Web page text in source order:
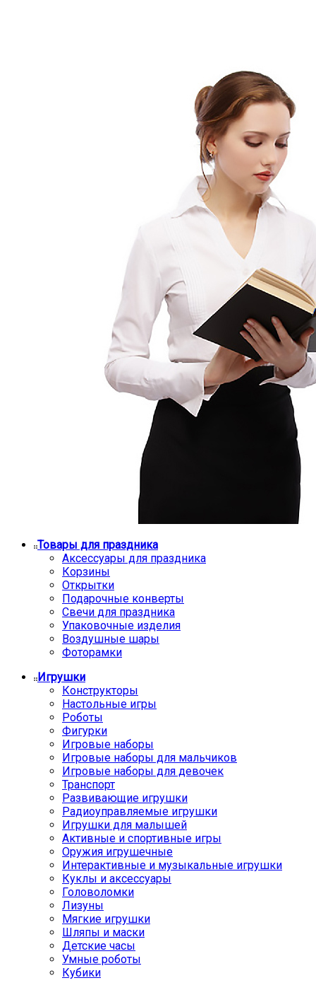
Товары для праздника
Аксессуары для праздника
Корзины
Открытки
Подарочные конверты
Свечи для праздника
Упаковочные изделия
Воздушные шары
Фоторамки
Игрушки
Конструкторы
Настольные игры
Роботы
Фигурки
Игровые наборы
Игровые наборы для мальчиков
Игровые наборы для девочек
Транспорт
Развивающие игрушки
Радиоуправляемые игрушки
Игрушки для малышей
Активные и спортивные игры
Оружия игрушечные
Интерактивные и музыкальные игрушки
Куклы и аксессуары
Головоломки
Лизуны
Мягкие игрушки
Шляпы и маски
Детские часы
Умные роботы
Кубики